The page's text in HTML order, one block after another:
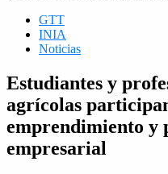
GTT
INIA
Noticias
Estudiantes y
agrícolas
emprendimiento y
empresarial